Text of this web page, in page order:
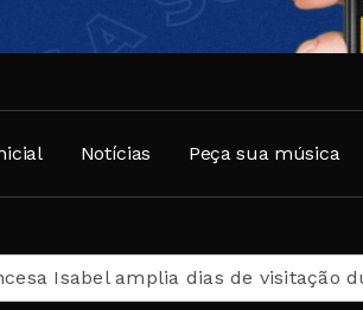
Notícias Peça sua música
amplia dias de visitação